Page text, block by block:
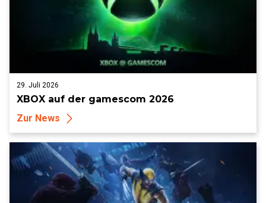
29. Juli 2026
XBOX auf der gamescom 2026
Zur News